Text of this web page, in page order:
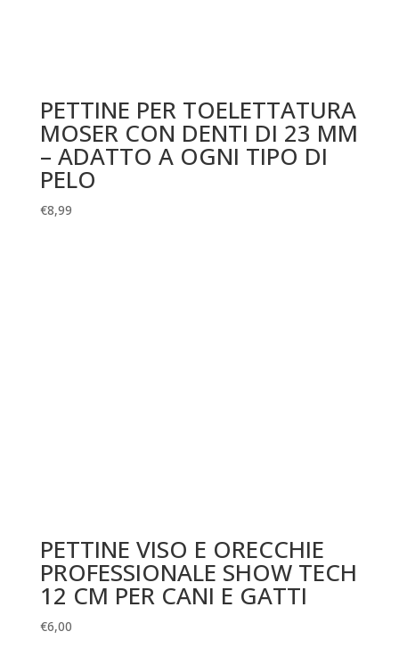
PETTINE PER TOELETTATURA
MOSER CON DENTI DI 23 MM
– ADATTO A OGNI TIPO DI
PELO
€8,99
PETTINE VISO E ORECCHIE
PROFESSIONALE SHOW TECH
12 CM PER CANI E GATTI
€6,00